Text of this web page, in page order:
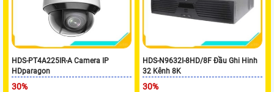
HDS-PT4A225IR-A Camera IP
HDparagon
30%
HDS-N9632I-8HD/8F Đầu Ghi Hinh
32 Kênh 8K
30%